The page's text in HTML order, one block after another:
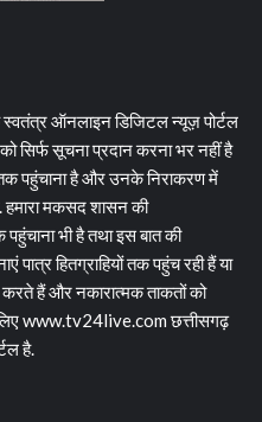
ऑनलाइन डिजिटल न्यूज़ पोर्टल
सिर्फ सूचना प्रदान करना भर नहीं है
पहुंचाना है और उनके निराकरण में
हमारा मकसद शासन की
भी है तथा इस बात की
पात्र हितग्राहियों तक पहुंच रही हैं या
करते हैं और नकारात्मक ताकतों को
www.tv24live.com छत्तीसगढ़
है.